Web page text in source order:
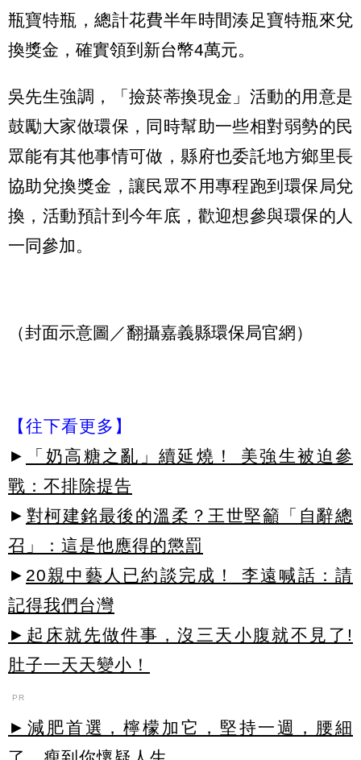
瓶寶特瓶，總計花費半年時間湊足寶特瓶來兌
換獎金，確實領到新台幣4萬元。
吳先生強調，「撿菸蒂換現金」活動的用意是
鼓勵大家做環保，同時幫助一些相對弱勢的民
眾能有其他事情可做，縣府也委託地方鄉里長
協助兌換獎金，讓民眾不用專程跑到環保局兌
換，活動預計到今年底，歡迎想參與環保的人
一同參加。
（封面示意圖／翻攝嘉義縣環保局官網）
【往下看更多】
►
「奶高糖之亂」續延燒！ 美強生被迫參
戰：不排除提告
► 對柯建銘最後的溫柔？王世堅籲「自辭總
召」：這是他應得的懲罰
► 20親中藝人已約談完成！ 李遠喊話：請
記得我們台灣
►起床就先做件事，沒三天小腹就不見了!
肚子一天天變小！
PR
►減肥首選，檸檬加它，堅持一週，腰細